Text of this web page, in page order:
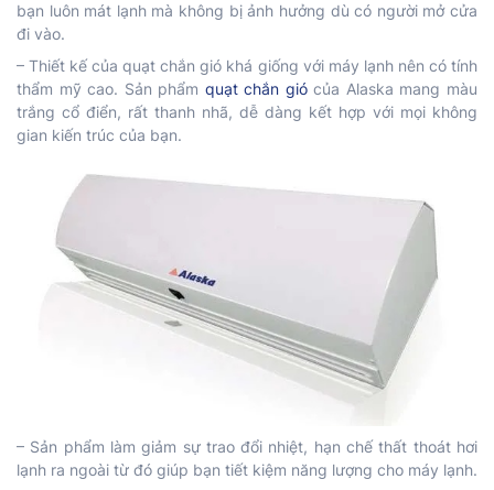
bạn luôn mát lạnh mà không bị ảnh hưởng dù có người mở cửa
đi vào.
– Thiết kế của quạt chắn gió khá giống với máy lạnh nên có tính
thẩm mỹ cao. Sản phẩm quạt chắn giócủa Alaska mang màu
trắng cổ điển, rất thanh nhã, dễ dàng kết hợp với mọi không
gian kiến trúc của bạn.
– Sản phẩm làm giảm sự trao đổi nhiệt, hạn chế thất thoát hơi
lạnh ra ngoài từ đó giúp bạn tiết kiệm năng lượng cho máy lạnh.